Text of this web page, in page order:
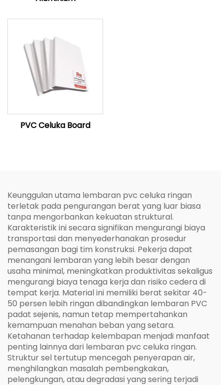
PVC Celuka Board
Keunggulan utama lembaran pvc celuka ringan
terletak pada pengurangan berat yang luar biasa
tanpa mengorbankan kekuatan struktural.
Karakteristik ini secara signifikan mengurangi biaya
transportasi dan menyederhanakan prosedur
pemasangan bagi tim konstruksi. Pekerja dapat
menangani lembaran yang lebih besar dengan
usaha minimal, meningkatkan produktivitas sekaligus
mengurangi biaya tenaga kerja dan risiko cedera di
tempat kerja. Material ini memiliki berat sekitar 40-
50 persen lebih ringan dibandingkan lembaran PVC
padat sejenis, namun tetap mempertahankan
kemampuan menahan beban yang setara.
Ketahanan terhadap kelembapan menjadi manfaat
penting lainnya dari lembaran pvc celuka ringan.
Struktur sel tertutup mencegah penyerapan air,
menghilangkan masalah pembengkakan,
pelengkungan, atau degradasi yang sering terjadi